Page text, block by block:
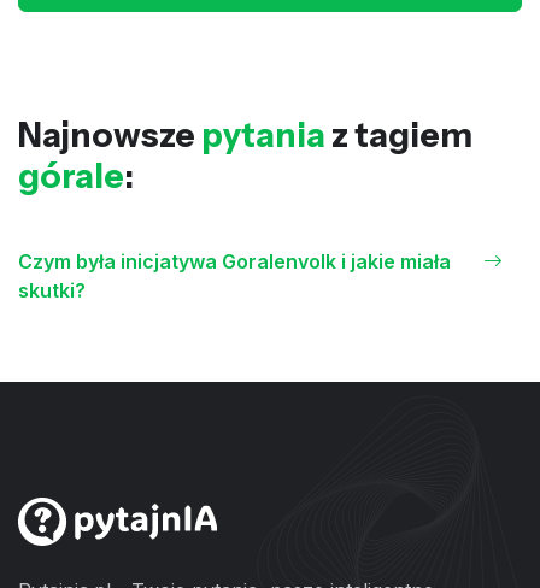
Najnowsze pytania z tagiem
górale:
Czym była inicjatywa Goralenvolk i jakie miała
skutki?